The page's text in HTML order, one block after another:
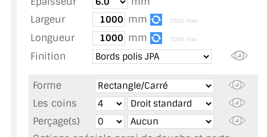
INSPIRATIONS ET NOUVEAUTÉS
AMBIANCE LAITON BROSSÉ
MIROIR SUR MESURE
MIROIR VIEILLI
Largeur
mm 2500 max
Longueur mm 3000 max
Finition
Forme
Les coins
Perçage(s)